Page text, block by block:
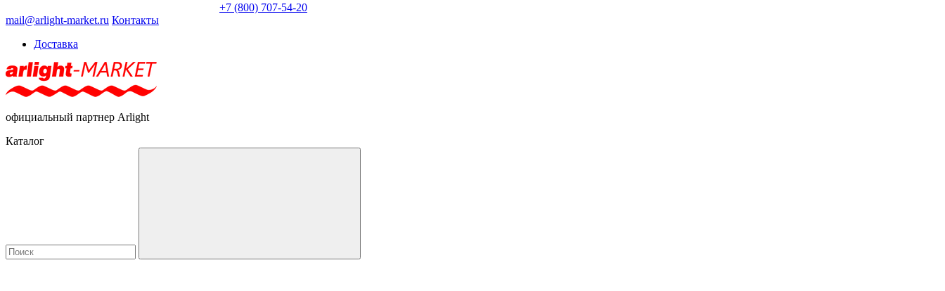
+7 (800) 707-54-20
mail@arlight-market.ru Контакты
Доставка
официальный партнер Arlight
Каталог